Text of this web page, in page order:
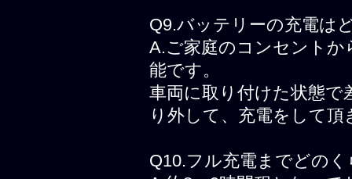
Q9.バッテリーの充電は
A.ご家庭のコンセントか
能です。
車両に取り付けた状態
り外して、充電をして頂
Q10.フル充電までどの